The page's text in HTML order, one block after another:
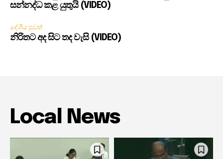
සන්නද්ධ කළ යුතුයි (VIDEO)
දේශීය පුවත්
නිරිතට අද සිට තද වැසි (VIDEO)
Local News